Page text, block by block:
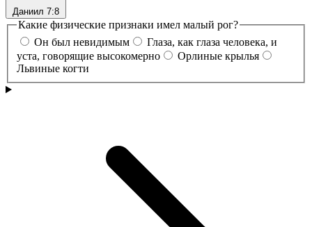
Даниил 7:8
Какие физические признаки имел малый рог?
Он был невидимым
Глаза, как глаза человека, и
уста, говорящие высокомерно
Орлиные крылья
Львиные когти